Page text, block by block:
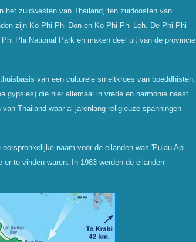
het zuidwesten van Thailand, ten zuidoosten van
zijn Ko Phi Phi Don en Ko Phi Phi Leh. De Phi Phi
Phi National Park en maken deel uit van de provincie
van een culturele smeltkroes van boeddhisten,
gypsies) die hier allemaal in vrede en harmonie naast
Thailand waar al jarenlang religieuze spanningen
naam voor de eilanden was 'Pulau Api-
te vinden waren. In 1983 werden de eilanden